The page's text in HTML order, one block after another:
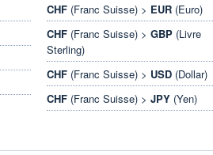
CHF(Franc Suisse) > EUR(Euro)
CHF(Franc Suisse) > GBP(Livre
Sterling)
CHF(Franc Suisse) > USD(Dollar)
CHF(Franc Suisse) > JPY(Yen)